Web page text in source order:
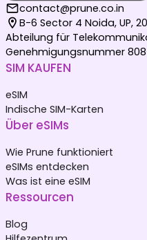
contact@prune.co.in
B-6 Sector 4 Noida, UP,
Abteilung für
Genehmigungsnummer
SIM KAUFEN
eSIM
Indische SIM-Karten
Über eSIMs
Wie Prune funktioniert
eSIMs entdecken
Was ist eine eSIM
Ressourcen
Blog